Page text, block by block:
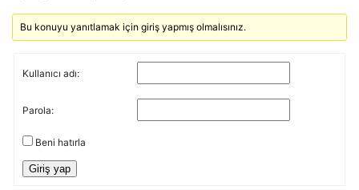
Bu konuyu yanıtlamak için giriş yapmış olmalısınız.
Kullanıcı adı:
Parola:
Beni hatırla
Giriş yap